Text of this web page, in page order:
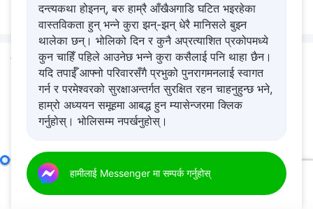
सम्बन्धित विषयवस्तु
57:48
परमेश्‍वरको वचन | “अगुवा र
कामदारहरूका जिम्‍मेवारीहरू (२२)”
(खण्ड एक)
परमेश्‍वरको वचन | “अगुवा र
कामदारहरूका जिम्‍मेवारीहरू (२५)”
दन्त्यकथा होइनन्, बरु हाम्रै आँखैअगाडि घटित भइरहेका
वास्तविकता हुन् भन्ने कुरा झन्-झन् धेरै मानिसले बुझ्न
थालेका छन्। भोलिको दिन र कुनै अप्रत्याशित प्रकोपमध्ये
कुन चाहिँ पहिले आउनेछ भन्ने कुरा कसैलाई पनि थाहा छैन।
यदि तपाईँ आफ्नो परिवारसँगै प्रभुको पुनरागमनलाई स्वागत
गर्न र परमेश्‍वरको सुरक्षाअन्तर्गत सुरक्षित रहन चाहनुहुन्छ भने,
हाम्रो अध्ययन समूहमा आबद्ध हुन म्यासेन्जरमा क्लिक
गर्नुहोस्। भोलिसम्म नपर्खनुहोस्।
हामीलाई Messenger मा सम्पर्क गर्नुहोस्
बाइबल सम्बन्धमा (१)